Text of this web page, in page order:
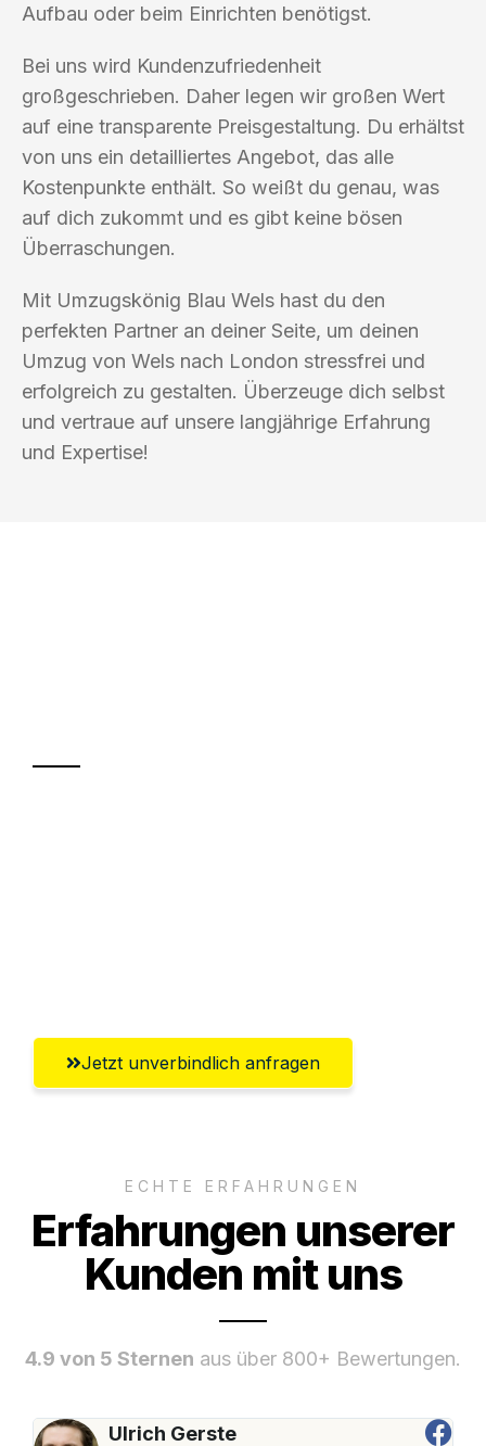
Aufbau oder beim Einrichten benötigst.
Bei uns wird Kundenzufriedenheit
großgeschrieben. Daher legen wir großen Wert
auf eine transparente Preisgestaltung. Du erhältst
von uns ein detailliertes Angebot, das alle
Kostenpunkte enthält. So weißt du genau, was
auf dich zukommt und es gibt keine bösen
Überraschungen.
Mit Umzugskönig Blau Wels hast du den
perfekten Partner an deiner Seite, um deinen
Umzug von Wels nach London stressfrei und
erfolgreich zu gestalten. Überzeuge dich selbst
und vertraue auf unsere langjährige Erfahrung
und Expertise!
Jetzt unverbindlich anfragen
ECHTE ERFAHRUNGEN
Erfahrungen unserer
Kunden mit uns
4.9 von 5 Sternen aus über 800+ Bewertungen.
Ulrich Gerste